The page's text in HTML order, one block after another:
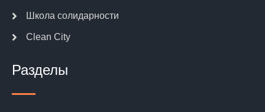
Школа солидарности
Clean City
Разделы